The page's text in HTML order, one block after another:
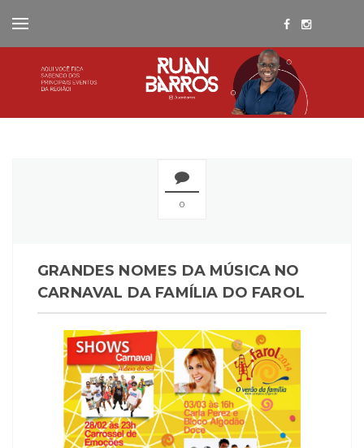
0
GRANDES NOMES DA MÚSICA NO
CARNAVAL DA FAMÍLIA DO FAROL